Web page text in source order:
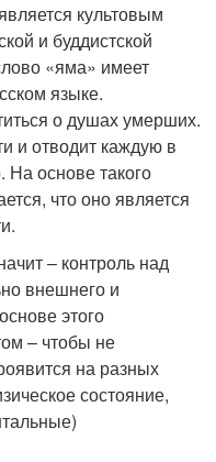
культовым
и буддистской
«яма» имеет
языке.
о душах умерших.
и отводит каждую в
На основе такого
что оно является
– контроль над
внешнего и
этого
– чтобы не
на разных
состояние,